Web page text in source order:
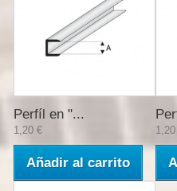
Perfíl en "...
1,20 €
Añadir al carrito